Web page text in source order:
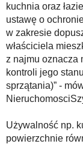
kuchnia oraz
ustawę o
w zakresie
właściciela
z najmu oznacza
kontroli jego
sprzątania)” -
Używalność np.
powierzchnie